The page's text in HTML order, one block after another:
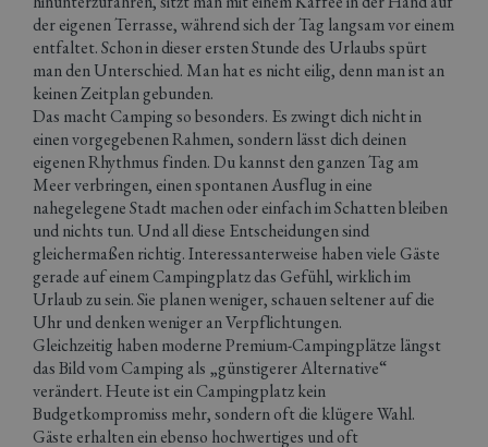
der eigenen Terrasse, während sich der Tag langsam vor einem
entfaltet. Schon in dieser ersten Stunde des Urlaubs spürt
man den Unterschied. Man hat es nicht eilig, denn man ist an
keinen Zeitplan gebunden.
Das macht Camping so besonders. Es zwingt dich nicht in
einen vorgegebenen Rahmen, sondern lässt dich deinen
eigenen Rhythmus finden. Du kannst den ganzen Tag am
Meer verbringen, einen spontanen Ausflug in eine
nahegelegene Stadt machen oder einfach im Schatten bleiben
und nichts tun. Und all diese Entscheidungen sind
gleichermaßen richtig. Interessanterweise haben viele Gäste
gerade auf einem Campingplatz das Gefühl, wirklich im
Urlaub zu sein. Sie planen weniger, schauen seltener auf die
Uhr und denken weniger an Verpflichtungen.
Gleichzeitig haben moderne Premium-Campingplätze längst
das Bild vom Camping als „günstigerer Alternative“
verändert. Heute ist ein Campingplatz kein
Budgetkompromiss mehr, sondern oft die klügere Wahl.
Gäste erhalten ein ebenso hochwertiges und oft